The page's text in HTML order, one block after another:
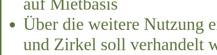
auf Mietbasis
Über die weitere Nutzung
und Zirkel soll verhandelt